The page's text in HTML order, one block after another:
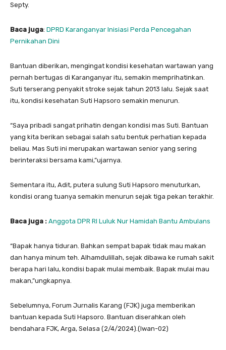
Septy.
Baca juga: DPRD Karanganyar Inisiasi Perda Pencegahan
Pernikahan Dini
Bantuan diberikan, mengingat kondisi kesehatan wartawan yang
pernah bertugas di Karanganyar itu, semakin memprihatinkan.
Suti terserang penyakit stroke sejak tahun 2013 lalu. Sejak saat
itu, kondisi kesehatan Suti Hapsoro semakin menurun.
“Saya pribadi sangat prihatin dengan kondisi mas Suti. Bantuan
yang kita berikan sebagai salah satu bentuk perhatian kepada
beliau. Mas Suti ini merupakan wartawan senior yang sering
berinteraksi bersama kami,”ujarnya.
Sementara itu, Adit, putera sulung Suti Hapsoro menuturkan,
kondisi orang tuanya semakin menurun sejak tiga pekan terakhir.
Baca juga : Anggota DPR RI Luluk Nur Hamidah Bantu Ambulans
“Bapak hanya tiduran. Bahkan sempat bapak tidak mau makan
dan hanya minum teh. Alhamdulillah, sejak dibawa ke rumah sakit
berapa hari lalu, kondisi bapak mulai membaik. Bapak mulai mau
makan,”ungkapnya.
Sebelumnya, Forum Jurnalis Karang (FJK) juga memberikan
bantuan kepada Suti Hapsoro. Bantuan diserahkan oleh
bendahara FJK, Arga, Selasa (2/4/2024).(Iwan-02)